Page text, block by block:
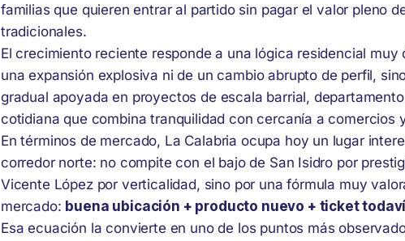
familias que quieren entrar al partido sin pagar el valor pleno
tradicionales.
El crecimiento reciente responde a una lógica residencial muy
una expansión explosiva ni de un cambio abrupto de perfil,
gradual apoyada en proyectos de escala barrial,
cotidiana que combina tranquilidad con cercanía a comercios
En términos de mercado, La Calabria ocupa hoy un lugar
corredor norte: no compite con el bajo de San Isidro por
Vicente López por verticalidad, sino por una fórmula muy
mercado: buena ubicación + producto nuevo + ticket
Esa ecuación la convierte en uno de los puntos más